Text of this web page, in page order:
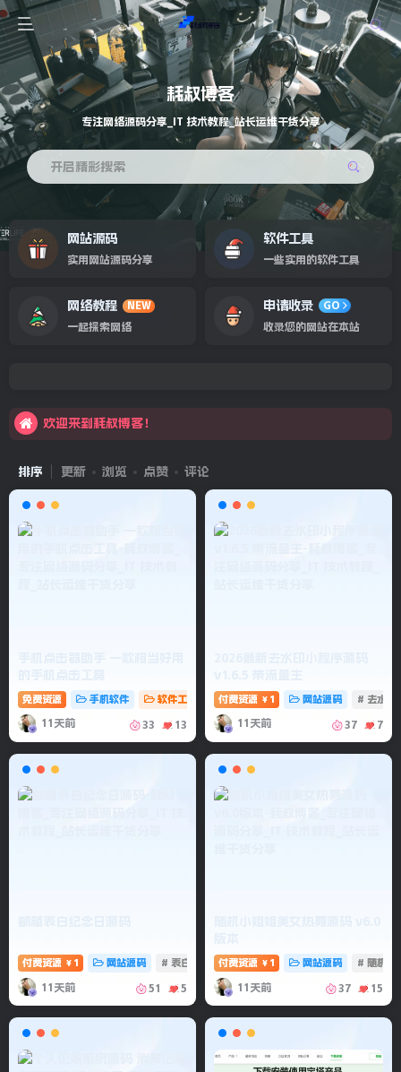
耗叔博客
专注网络源码分享_IT 技术教程_站长运维干货分享
开启精彩搜索
网站源码
实用网站源码分享
软件工具
一些实用的软件工具
网络教程 NEW
一起探索网络
申请收录 GO
收录您的网站在本站
专注网络源码分享_IT 技术教程_站长运维干货分享
欢迎来到耗叔博客！
排序 更新 浏览 点赞 评论
免费资源 手机软件 软件工具 # 点击器助手 # 手机点击 # 点击工具
11天前 33 13
付费资源 ￥ 1 网站源码 # 去水印
11天前 37 7
付费资源 ￥ 1 网站源码 # 表白纪念日 # 表白源码
11天前 51 5
付费资源 ￥ 1 网站源码 # 随机跳
11天前 37 15